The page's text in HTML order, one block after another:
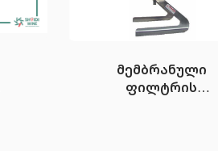
მემბრანული
ფილტრის